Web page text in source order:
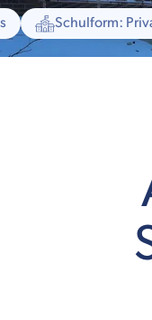
Schulform: